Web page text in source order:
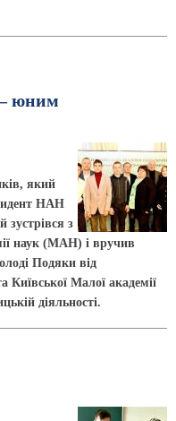
юним
який
НАН
зустрівся з
наук (МАН) і вручив
Подяки від
Київської Малої академії
діяльності.